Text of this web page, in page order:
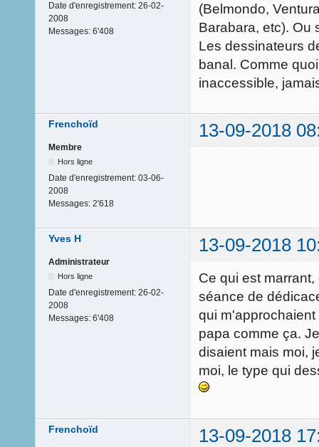
Date d'enregistrement: 26-02-
2008
Messages: 6'408
(Belmondo,
Barabara, etc). Ou
Les dessinateurs
banal. Comme
inaccessible,
Frenchoïd 13-09-2018
Membre
Hors ligne
Date d'enregistrement: 03-06-
2008
Messages: 2'618
Yves H 13-09-2018
Administrateur
Hors ligne
Date d'enregistrement: 26-02-
2008
Messages: 6'408
Ce qui est
séance de
qui
papa comme ça.
disaient mais moi,
moi, le type qui
Frenchoïd 13-09-2018